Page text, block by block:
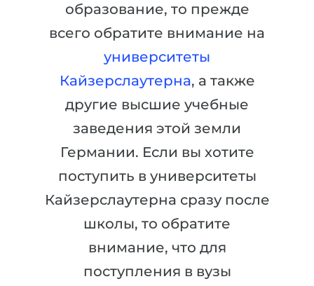
Земли
Города
Примеры вакансий
КАРЬЕРНОЕ ОРИЕНТИРОВАНИЕ
Тест Голланда
Тест Карта Интересов
Тест RIASEC
Бакалавриата
Магистратуры
ПОСТУПАЕМ НА...
Медицина
Инженерия
образование, то прежде
всего обратите внимание на
университеты
Кайзерслаутерна, а также
другие высшие учебные
заведения этой земли
Германии. Если вы хотите
поступить в университеты
Кайзерслаутерна сразу после
школы, то обратите
внимание, что для
поступления в вузы